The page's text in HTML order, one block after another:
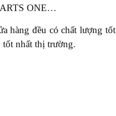
ONE…
hàng đều có chất lượng
tốt nhất thị trường.